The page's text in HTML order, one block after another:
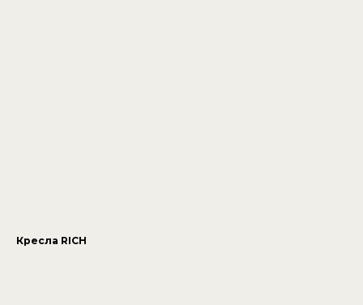
Кресла RICH